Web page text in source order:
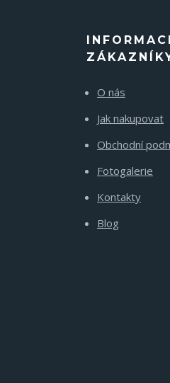
O nás
Jak nakupovat
Obchodní
Fotogalerie
Kontakty
Blog